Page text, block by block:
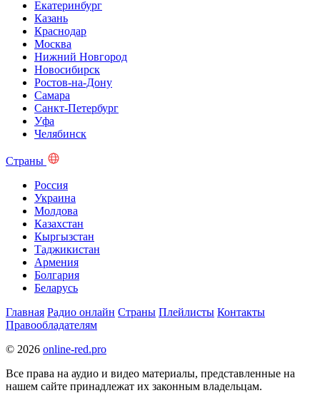
Екатеринбург
Казань
Краснодар
Москва
Нижний Новгород
Новосибирск
Ростов-на-Дону
Самара
Санкт-Петербург
Уфа
Челябинск
Страны
Россия
Украина
Молдова
Казахстан
Кыргызстан
Таджикистан
Армения
Болгария
Беларусь
Главная Радио онлайн Страны Плейлисты Контакты
Правообладателям
© 2026 online-red.pro
Все права на аудио и видео материалы, представленные на
нашем сайте принадлежат их законным владельцам.